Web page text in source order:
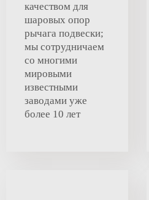
качеством для
шаровых опор
рычага подвески;
мы сотрудничаем
со многими
мировыми
известными
заводами уже
более 10 лет